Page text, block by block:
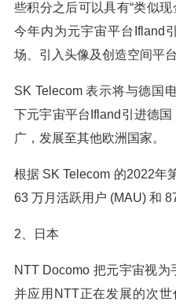
些积分之后可以具有“类似
今年内为元宇宙平台Ifland
场、引入头像及创造空间平
SK Telecom 表示将与德国
下元宇宙平台Ifland引进德
广，发展至其他欧洲国家。
根据 SK Telecom 的2022年
63 万月活跃用户 (MAU) 和
2、日本
NTT Docomo 把元宇宙视为
并应用NTT正在发展的次世